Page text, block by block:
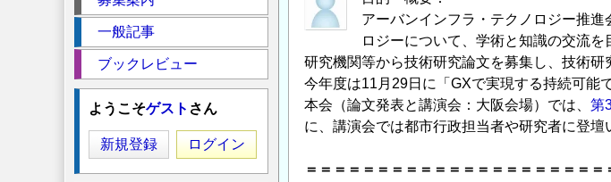
アーバンインフラ・テクノロジー推
ロジーについて、学術と知識の交流
研究機関等から技術研究論文を募集し、技術研
今年度は11月29日に「GXで実現する持続可能
本会（論文発表と講演会：大阪会場）では、 第
に、講演会では都市行政担当者や研究者に登壇
＝＝＝＝＝＝＝＝＝＝＝＝＝＝＝＝＝＝＝＝＝
一般記事
ブックレビュー
ようこそゲスト さん
新規登録 ログイン